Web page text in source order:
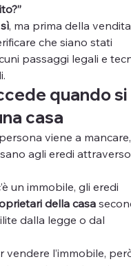
sì, ma prima della
che siano stati
passaggi legali e
quando si
casa
viene a
agli eredi
un immobile, gli eredi
della casa
dalla legge o dal
vendere l’immobile,